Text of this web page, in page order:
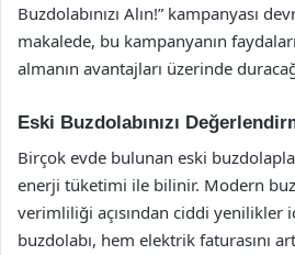
Buzdolabınızı Alın!” kampanyası
makalede, bu kampanyanın
almanın avantajları üzerinde
Eski Buzdolabınızı
Birçok evde bulunan eski
enerji tüketimi ile bilinir. Modern
verimliliği açısından ciddi yenilikler
buzdolabı, hem elektrik faturasını